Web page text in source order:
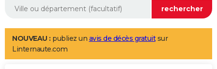
Aménagement intérieur
LIFESTYLE
Art de vivre
Bien-être
Loisirs
Mode
Modes de vie
NOUVEAU : publiez un avis de décès gratuitsur
Linternaute.com